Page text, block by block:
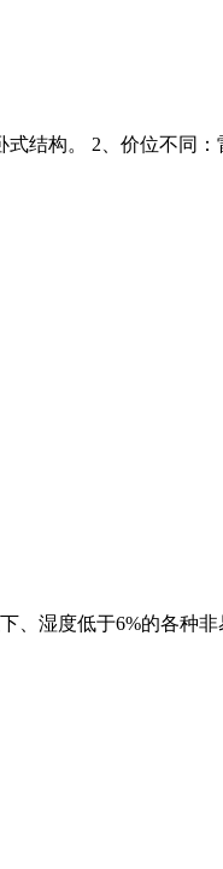
结构。 2、价位不同
湿度低于6%的各种非